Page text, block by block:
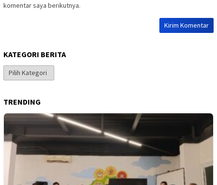
komentar saya berikutnya.
KATEGORI BERITA
Kategori
Berita
TRENDING